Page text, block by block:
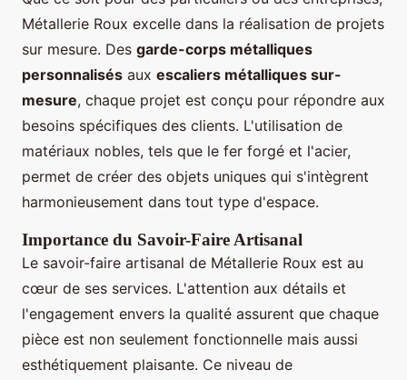
Métallerie Roux excelle dans la réalisation de projets
sur mesure. Des garde-corps métalliques
personnalisés aux escaliers métalliques sur-
mesure, chaque projet est conçu pour répondre aux
besoins spécifiques des clients. L'utilisation de
matériaux nobles, tels que le fer forgé et l'acier,
permet de créer des objets uniques qui s'intègrent
harmonieusement dans tout type d'espace.
Importance du Savoir-Faire Artisanal
Le savoir-faire artisanal de Métallerie Roux est au
cœur de ses services. L'attention aux détails et
l'engagement envers la qualité assurent que chaque
pièce est non seulement fonctionnelle mais aussi
esthétiquement plaisante. Ce niveau de